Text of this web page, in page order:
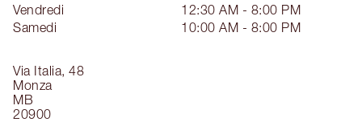
Via Italia, 48
Monza
MB
20900
Vendredi
12:30 AM - 8:00 PM
Samedi
10:00 AM - 8:00 PM